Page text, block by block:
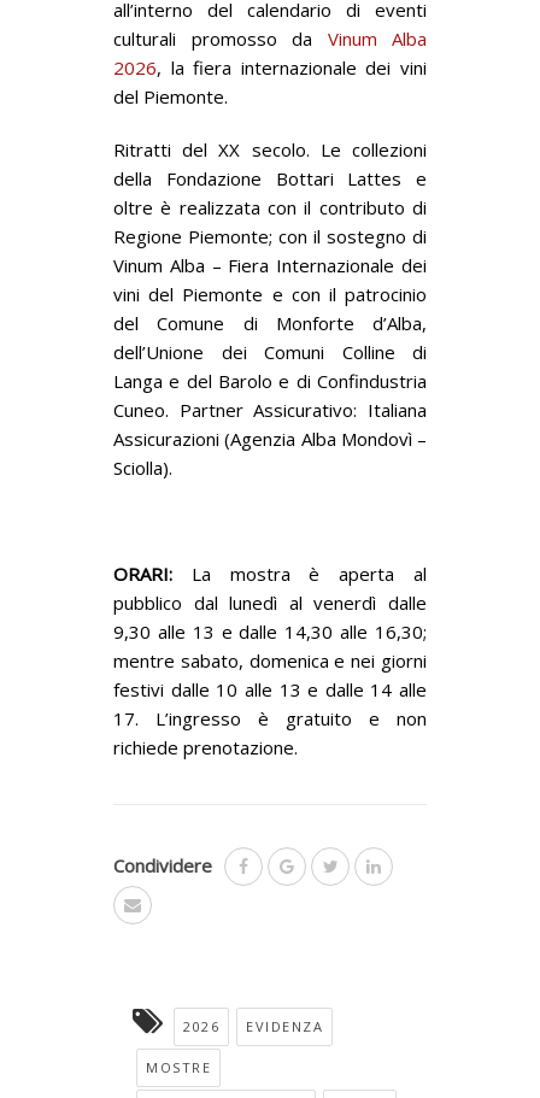
all’interno del calendario di eventi
culturali promosso da Vinum Alba
2026, la fiera internazionale dei vini
del Piemonte.
Ritratti del XX secolo. Le collezioni
della Fondazione Bottari Lattes e
oltre è realizzata con il contributo di
Regione Piemonte; con il sostegno di
Vinum Alba – Fiera Internazionale dei
vini del Piemonte e con il patrocinio
del Comune di Monforte d’Alba,
dell’Unione dei Comuni Colline di
Langa e del Barolo e di Confindustria
Cuneo. Partner Assicurativo: Italiana
Assicurazioni (Agenzia Alba Mondovì –
Sciolla).
ORARI: La mostra è aperta al
pubblico dal lunedì al venerdì dalle
9,30 alle 13 e dalle 14,30 alle 16,30;
mentre sabato, domenica e nei giorni
festivi dalle 10 alle 13 e dalle 14 alle
17. L’ingresso è gratuito e non
richiede prenotazione.
Condividere
2026 EVIDENZA
MOSTRE